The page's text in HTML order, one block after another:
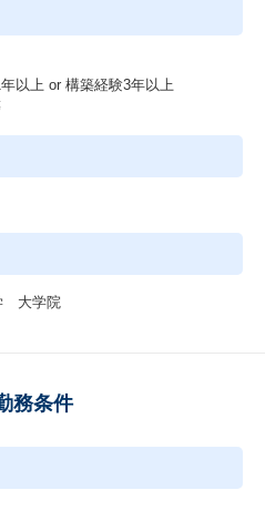
以上 or 構築経験3年以上
大学院
務条件